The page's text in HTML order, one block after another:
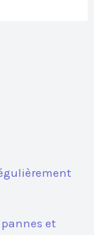
pannes et